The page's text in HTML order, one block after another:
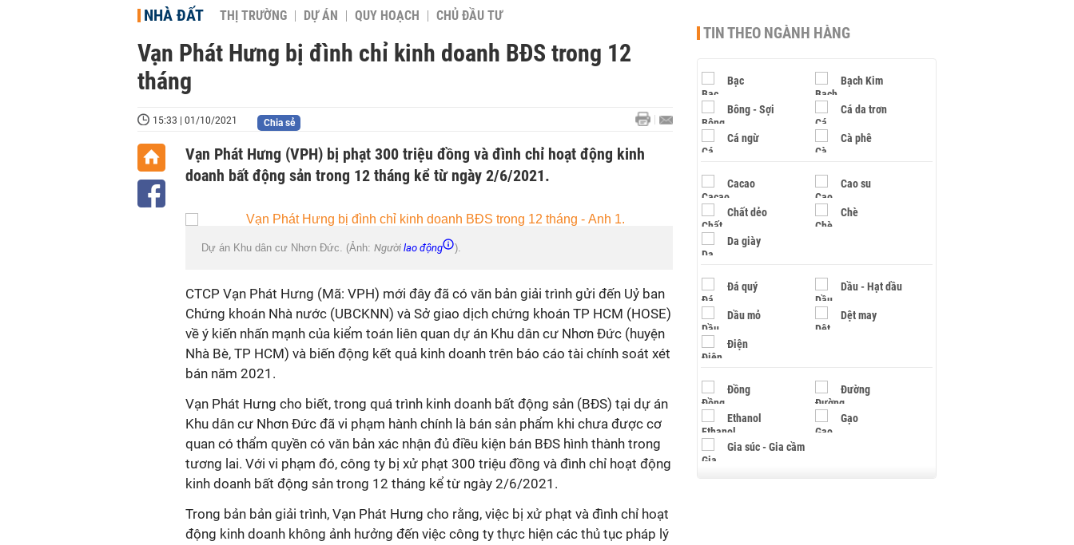
NHÀ ĐẤT THỊ TRƯỜNG DỰ ÁN QUY HOẠCH CHỦ ĐẦU TƯ
Vạn Phát Hưng bị đình chỉ kinh doanh BĐS trong 12
tháng
15:33 | 01/10/2021 Chia sẻ
Vạn Phát Hưng (VPH) bị phạt 300 triệu đồng và đình chỉ hoạt động kinh
doanh bất động sản trong 12 tháng kể từ ngày 2/6/2021.
Dự án Khu dân cư Nhơn Đức. (Ảnh: Người lao động ).
CTCP Vạn Phát Hưng (Mã: VPH) mới đây đã có văn bản giải trình gửi đến Uỷ ban
Chứng khoán Nhà nước (UBCKNN) và Sở giao dịch chứng khoán TP HCM (HOSE)
về ý kiến nhấn mạnh của kiểm toán liên quan dự án Khu dân cư Nhơn Đức (huyện
Nhà Bè, TP HCM) và biến động kết quả kinh doanh trên báo cáo tài chính soát xét
bán năm 2021.
Vạn Phát Hưng cho biết, trong quá trình kinh doanh bất động sản (BĐS) tại dự án
Khu dân cư Nhơn Đức đã vi phạm hành chính là bán sản phẩm khi chưa được cơ
quan có thẩm quyền có văn bản xác nhận đủ điều kiện bán BĐS hình thành trong
tương lai. Với vi phạm đó, công ty bị xử phạt 300 triệu đồng và đình chỉ hoạt động
kinh doanh bất động sản trong 12 tháng kể từ ngày 2/6/2021.
Trong bản bản giải trình, Vạn Phát Hưng cho rằng, việc bị xử phạt và đình chỉ hoạt
động kinh doanh không ảnh hưởng đến việc công ty thực hiện các thủ tục pháp lý
TIN THEO NGÀNH HÀNG
Bạc Bạch Kim
Bông - Sợi Cá da trơn
Cá ngừ Cà phê
Cacao Cao su
Chất dẻo Chè
Da giày
Đá quý Dầu - Hạt dầu
Dầu mỏ Dệt may
Điện
Đồng Đường
Ethanol Gạo
Gia súc - Gia cầm